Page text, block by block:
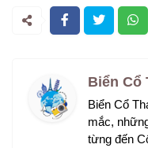
Biển Cổ
Biển Cổ
mắc,
từng đến